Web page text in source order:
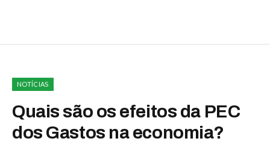
NOTÍCIAS
Quais são os efeitos da PEC
dos Gastos na economia?